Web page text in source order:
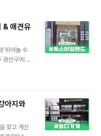
& 애견유
뛰어놀 수
광산구에 위
갖춘 곳
로 지금부
드 기본
은 운동장
푸가 즐긴
아지와
찾고 계신